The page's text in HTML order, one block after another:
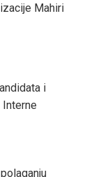
Mahiri
i